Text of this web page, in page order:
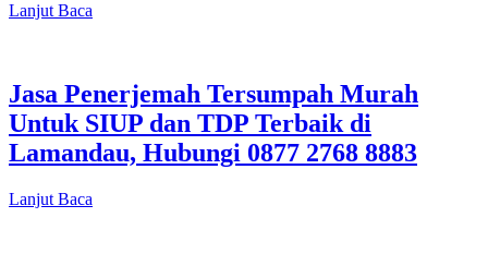
Lanjut Baca
Jasa Penerjemah Tersumpah Murah
Untuk SIUP dan TDP Terbaik di
Lamandau, Hubungi 0877 2768 8883
Lanjut Baca